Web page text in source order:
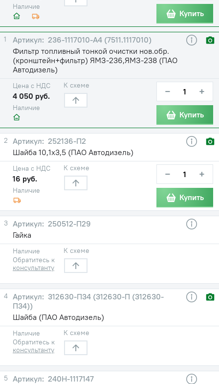
Наличие
Купить
1
236-1117010-А4 (7511.1117010)
Фильтр топливный тонкой очистки нов.обр.
(кронштейн+фильтр) ЯМЗ-236,ЯМЗ-238 (ПАО
Автодизель)
Наличие
Цена с НДС
4 050 руб.
К схеме − +
Купить
2
252136-П2
Шайба 10,1х3,5 (ПАО Автодизель)
Наличие
Цена с НДС
16 руб.
К схеме − +
Купить
3
250512-П29
Гайка
Наличие
Обратитесь к
консультанту
К схеме
4
312630-П34 (312630-П (312630-
П34))
Шайба (ПАО Автодизель)
Наличие
Обратитесь к
консультанту
К схеме
5
240Н-1117147